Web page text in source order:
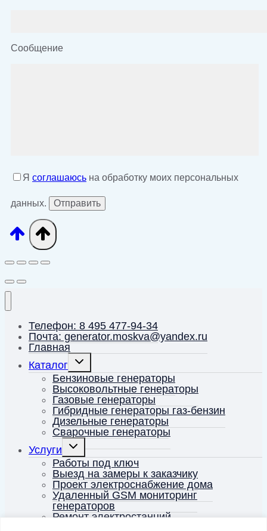
Сообщение
Я соглашаюсь на обработку моих персональных
данных.
Телефон: 8 495 477-94-34
Почта: generator.moskva@yandex.ru
Главная
Каталог
Переключить
меню
Бензиновые генераторы
Высоковольтные генераторы
Газовые генераторы
Гибридные генераторы газ-бензин
Дизельные генераторы
Сварочные генераторы
Услуги
Переключить
дочернее
меню
Работы под ключ
Выезд на замеры к заказчику
Проект электроснабжение дома
Удаленный GSM мониторинг
генераторов
Ремонт электростанций